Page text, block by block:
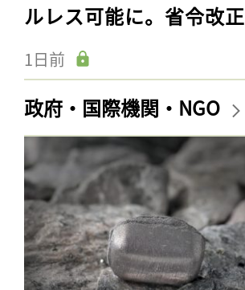
ルレス可能に。省令改正
1日前
政府・国際機関・NGO